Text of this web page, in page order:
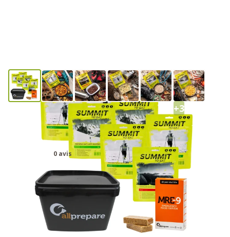
+3
Ration d’urgence Summit To Eat 72
heures
0 avis
Plus de 10 en stock